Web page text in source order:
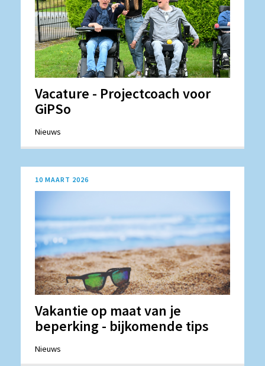
Vacature - Projectcoach voor
GiPSo
Nieuws
10 MAART 2026
Vakantie op maat van je
beperking - bijkomende tips
Nieuws